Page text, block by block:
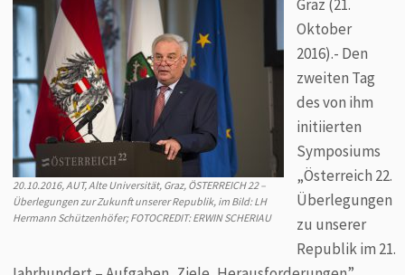
20.10.2016, AUT, Alte Universität, Graz, ÖSTERREICH 22 –
Überlegungen zur Zukunft unserer Republik, im Bild: LH
Hermann Schützenhöfer; FOTOCREDIT: ERWIN SCHERIAU
Graz (21.
Oktober
2016).- Den
zweiten Tag
des von ihm
initiierten
Symposiums
„Österreich 22.
Überlegungen
zu unserer
Republik im 21.